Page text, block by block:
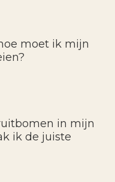
moet ik mijn
in mijn
ik de juiste